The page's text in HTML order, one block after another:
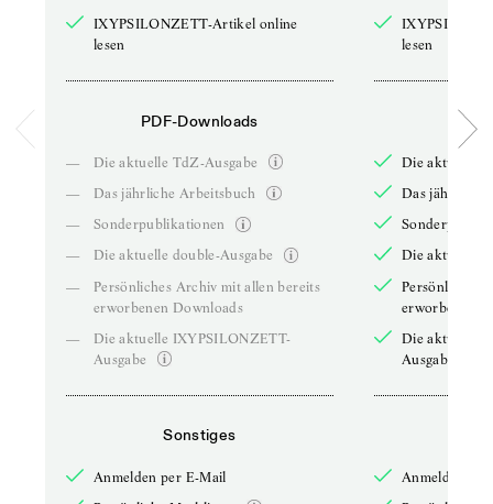
IXYPSILONZETT-Artikel online
lesen
PDF-Downloads
—
Die aktuelle TdZ-Ausgabe
—
Das jährliche Arbeitsbuch
—
Sonderpublikationen
—
Die aktuelle double-Ausgabe
—
Persönliches Archiv mit allen bereits
erworbenen Downloads
—
Die aktuelle IXYPSILONZETT-
Ausgabe
Sonstiges
Anmelden per E-Mail
lesen
Die aktuelle
Das jährliche
Die aktuelle
Persönliches
erworbenen
Die aktuelle
Ausgabe
Anmelden